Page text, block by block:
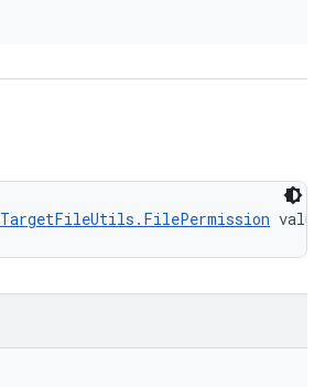
TargetFileUtils.FilePermission